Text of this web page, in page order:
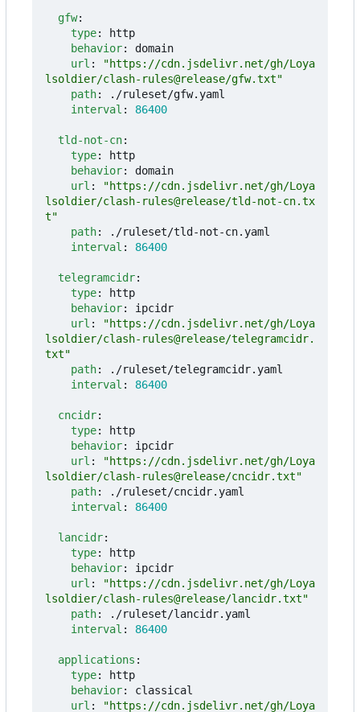
gfw:
type:
http
behavior:
domain
url :
"https://cdn.jsdelivr.net/gh/Loya
lsoldier/clash-rules@release/gfw.txt"
path:
./ruleset/gfw.yaml
interval : 86400
tld-not-cn:
type:
http
behavior:
domain
url :
"https://cdn.jsdelivr.net/gh/Loya
lsoldier/clash-rules@release/tld-not-cn.tx
t"
path:
./ruleset/tld-not-cn.yaml
interval : 86400
telegramcidr:
type:
http
behavior:
ipcidr
url :
"https://cdn.jsdelivr.net/gh/Loya
lsoldier/clash-rules@release/telegramcidr.
txt"
path:
./ruleset/telegramcidr.yaml
interval : 86400
cncidr:
type:
http
behavior:
ipcidr
url :
"https://cdn.jsdelivr.net/gh/Loya
lsoldier/clash-rules@release/cncidr.txt"
path:
./ruleset/cncidr.yaml
interval : 86400
lancidr:
type:
http
behavior:
ipcidr
url :
"https://cdn.jsdelivr.net/gh/Loya
lsoldier/clash-rules@release/lancidr.txt"
path:
./ruleset/lancidr.yaml
interval : 86400
applications :
type:
http
behavior:
classical
url :
"https://cdn.jsdelivr.net/gh/Loya